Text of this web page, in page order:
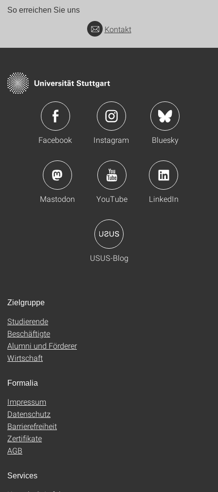
So erreichen Sie uns
Kontakt
Facebook Instagram Bluesky
Mastodon YouTube LinkedIn
USUS-Blog
Zielgruppe
Studierende
Beschäftigte
Alumni und Förderer
Wirtschaft
Formalia
Impressum
Datenschutz
Barrierefreiheit
Zertifikate
AGB
Services